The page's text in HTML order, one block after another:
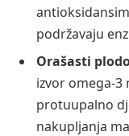
podržavaju
Orašasti
izvor omega-3
protuupalno
nakupljanja